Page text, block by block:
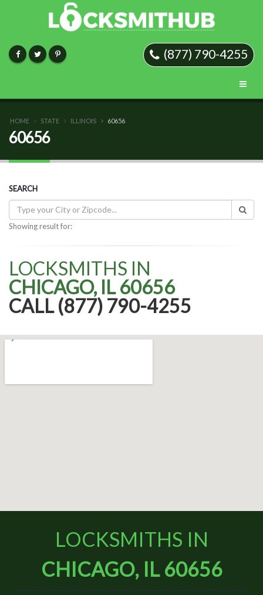
(877) 790-4255
HOME STATE ILLINOIS 60656
60656
SEARCH
Showing result for:
LOCKSMITHS IN
CHICAGO, IL 60656
CALL (877) 790-4255
LOCKSMITHS IN
CHICAGO, IL 60656